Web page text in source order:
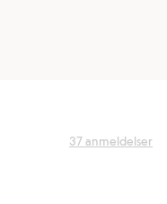
37anmeldelser